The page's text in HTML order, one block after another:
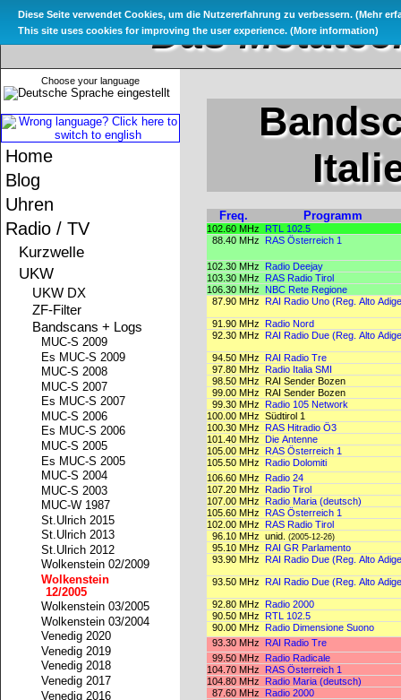
Das
Choose your language
Home
Blog
Uhren
Radio / TV
Kurzwelle
UKW
UKW DX
ZF-Filter
Bandscans + Logs
MUC-S 2009
Es MUC-S 2009
MUC-S 2008
MUC-S 2007
Es MUC-S 2007
MUC-S 2006
Es MUC-S 2006
MUC-S 2005
Es MUC-S 2005
MUC-S 2004
MUC-S 2003
MUC-W 1987
St.Ulrich 2015
St.Ulrich 2013
St.Ulrich 2012
Wolkenstein 02/2009
Wolkenstein
12/2005
Wolkenstein 03/2005
Wolkenstein 03/2004
Venedig 2020
Venedig 2019
Venedig 2018
Venedig 2017
Venedig 2016
Freq. Programm
102.60 MHz
RTL 102.5
88.40 MHz
RAS Österreich 1
102.30 MHz
Radio Deejay
103.30 MHz
RAS Radio Tirol
106.30 MHz
NBC Rete Regione
87.90 MHz
RAI Radio Uno (Reg. Alto
91.90 MHz
Radio Nord
92.30 MHz
RAI Radio Due (Reg. Alto
94.50 MHz
RAI Radio Tre
97.80 MHz
Radio Italia SMI
98.50 MHz
RAI Sender Bozen
99.00 MHz
RAI Sender Bozen
99.30 MHz
Radio 105 Network
100.00 MHz Südtirol 1
100.30 MHz
RAS Hitradio Ö3
101.40 MHz
Die Antenne
105.00 MHz
RAS Österreich 1
105.50 MHz
Radio Dolomiti
106.60 MHz
Radio 24
107.20 MHz
Radio Tirol
107.00 MHz
Radio Maria (deutsch)
105.60 MHz
RAS Österreich 1
102.00 MHz
RAS Radio Tirol
96.10 MHz unid. (2005-12-26)
95.10 MHz
RAI GR Parlamento
93.90 MHz
RAI Radio Due (Reg. Alto
93.50 MHz RAI Radio Due (Reg. Alto
92.80 MHz
Radio 2000
90.50 MHz
RTL 102.5
90.00 MHz
Radio Dimensione Suono
93.30 MHz
RAI Radio Tre
99.50 MHz
Radio Radicale
104.70 MHz
RAS Österreich 1
104.80 MHz
Radio Maria (deutsch)
87.60 MHz
Radio 2000
Diese Seite verwendet Cookies, um die Nutzererfahrung zu verbessern. (Mehr
This site uses cookies for improving the user experience. (More information)